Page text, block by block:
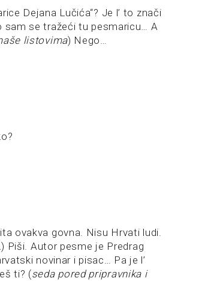
Dejana Lučića“? Je l’ to znači
sam se tražeći tu pesmaricu… A
listovima) Nego…
ovakva govna. Nisu Hrvati ludi.
) Piši. Autor pesme je Predrag
novinar i pisac… Pa je l’
ti? (seda pored pripravnika i